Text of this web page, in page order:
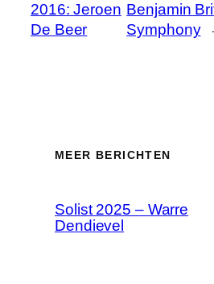
2016: Jeroen
De Beer
Benjamin
Symphony
MEER BERICHTEN
Solist 2025 – Warre
Dendievel